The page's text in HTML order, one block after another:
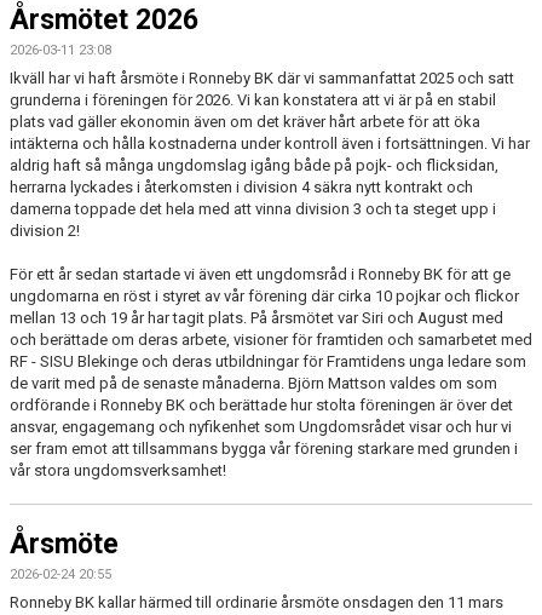
Årsmötet 2026
2026-03-11 23:08
Ikväll har vi haft årsmöte i Ronneby BK där vi sammanfattat 2025 och satt
grunderna i föreningen för 2026. Vi kan konstatera att vi är på en stabil
plats vad gäller ekonomin även om det kräver hårt arbete för att öka
intäkterna och hålla kostnaderna under kontroll även i fortsättningen. Vi har
aldrig haft så många ungdomslag igång både på pojk- och flicksidan,
herrarna lyckades i återkomsten i division 4 säkra nytt kontrakt och
damerna toppade det hela med att vinna division 3 och ta steget upp i
division 2!
För ett år sedan startade vi även ett ungdomsråd i Ronneby BK för att ge
ungdomarna en röst i styret av vår förening där cirka 10 pojkar och flickor
mellan 13 och 19 år har tagit plats. På årsmötet var Siri och August med
och berättade om deras arbete, visioner för framtiden och samarbetet med
RF - SISU Blekinge och deras utbildningar för Framtidens unga ledare som
de varit med på de senaste månaderna. Björn Mattson valdes om som
ordförande i Ronneby BK och berättade hur stolta föreningen är över det
ansvar, engagemang och nyfikenhet som Ungdomsrådet visar och hur vi
ser fram emot att tillsammans bygga vår förening starkare med grunden i
vår stora ungdomsverksamhet!
Årsmöte
2026-02-24 20:55
Ronneby BK kallar härmed till ordinarie årsmöte onsdagen den 11 mars